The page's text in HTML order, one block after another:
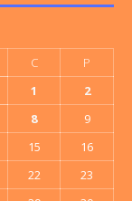
C
P
1
2
8
9
15
16
22
23